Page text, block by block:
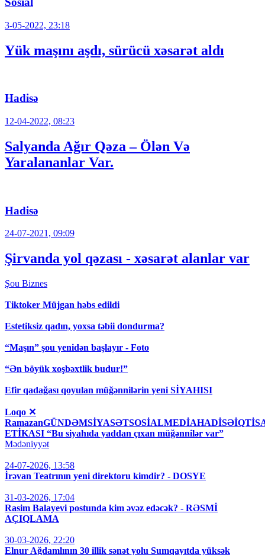
3-05-2022, 23:18
Yük maşını aşdı, sürücü xəsarət aldı
Hadisə
12-04-2022, 08:23
Salyanda Ağır Qəza – Ölən Və
Yaralananlar Var.
Hadisə
24-07-2021, 09:09
Şirvanda yol qəzası - xəsarət alanlar var
Şou Biznes
Tiktoker Müjgan həbs edildi
Estetiksiz qadın, yoxsa təbii dondurma?
“Maşın” şou yenidən başlayır - Foto
“Ən böyük xoşbəxtlik budur!”
Efir qadağası qoyulan müğənnilərin yeni SİYAHISI
Loqo ✕
ETİKASI “Bu siyahıda yaddan çıxan müğənnilər var”
Mədəniyyət
24-07-2026, 13:58
İrəvan Teatrının yeni direktoru kimdir? - DOSYE
31-03-2026, 17:04
Rasim Balayevi postunda kim əvəz edəcək? - RƏSMİ
AÇIQLAMA
30-03-2026, 22:20
Elnur Ağdamlının 30 illik sənət yolu Sumqayıtda yüksək